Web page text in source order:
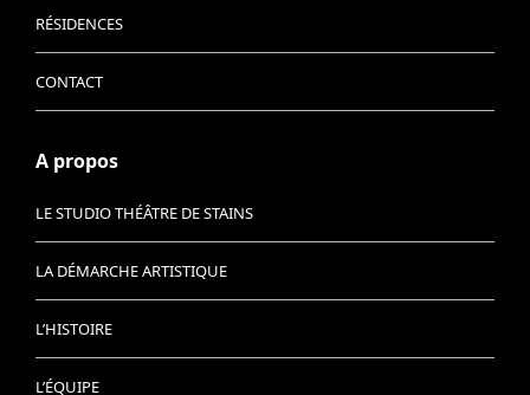
RÉSIDENCES
CONTACT
A propos
LE STUDIO THÉÂTRE DE STAINS
LA DÉMARCHE ARTISTIQUE
L’HISTOIRE
L’ÉQUIPE